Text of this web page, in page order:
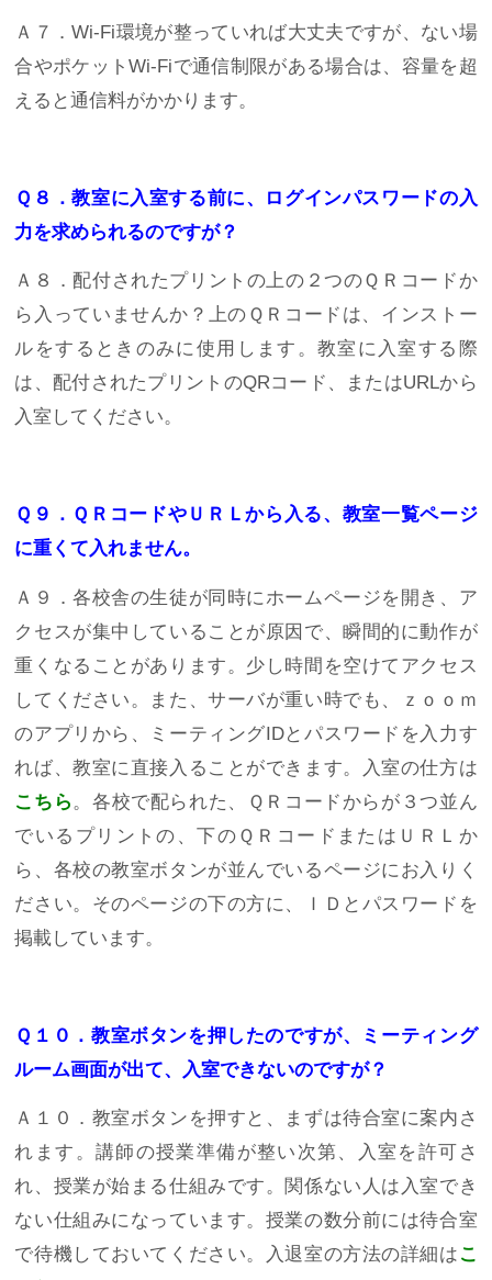
Ａ７．Wi-Fi環境が整っていれば大丈夫ですが、ない場
合やポケットWi-Fiで通信制限がある場合は、容量を超
えると通信料がかかります。
Ｑ８．教室に入室する前に、ログインパスワードの入
力を求められるのですが？
Ａ８．配付されたプリントの上の２つのＱＲコードか
ら入っていませんか？上のＱＲコードは、インストー
ルをするときのみに使用します。教室に入室する際
は、配付されたプリントのQRコード、またはURLから
入室してください。
Ｑ９．ＱＲコードやＵＲＬから入る、教室一覧ページ
に重くて入れません。
Ａ９．各校舎の生徒が同時にホームページを開き、ア
クセスが集中していることが原因で、瞬間的に動作が
重くなることがあります。少し時間を空けてアクセス
してください。また、サーバが重い時でも、ｚｏｏｍ
のアプリから、ミーティングIDとパスワードを入力す
れば、教室に直接入ることができます。入室の仕方は
こちら 。各校で配られた、ＱＲコードからが３つ並ん
でいるプリントの、下のＱＲコードまたはＵＲＬか
ら、各校の教室ボタンが並んでいるページにお入りく
ださい。そのページの下の方に、ＩＤとパスワードを
掲載しています。
Ｑ１０．教室ボタンを押したのですが、ミーティング
ルーム画面が出て、入室できないのですが？
Ａ１０．教室ボタンを押すと、まずは待合室に案内さ
れます。講師の授業準備が整い次第、入室を許可さ
れ、授業が始まる仕組みです。関係ない人は入室でき
ない仕組みになっています。授業の数分前には待合室
で待機しておいてください。入退室の方法の詳細は こ